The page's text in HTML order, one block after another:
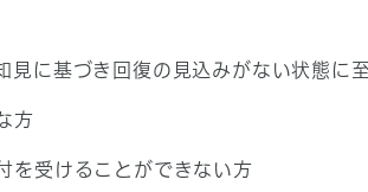
見に基づき回復の見込みがない状態に
方
を受けることができない方